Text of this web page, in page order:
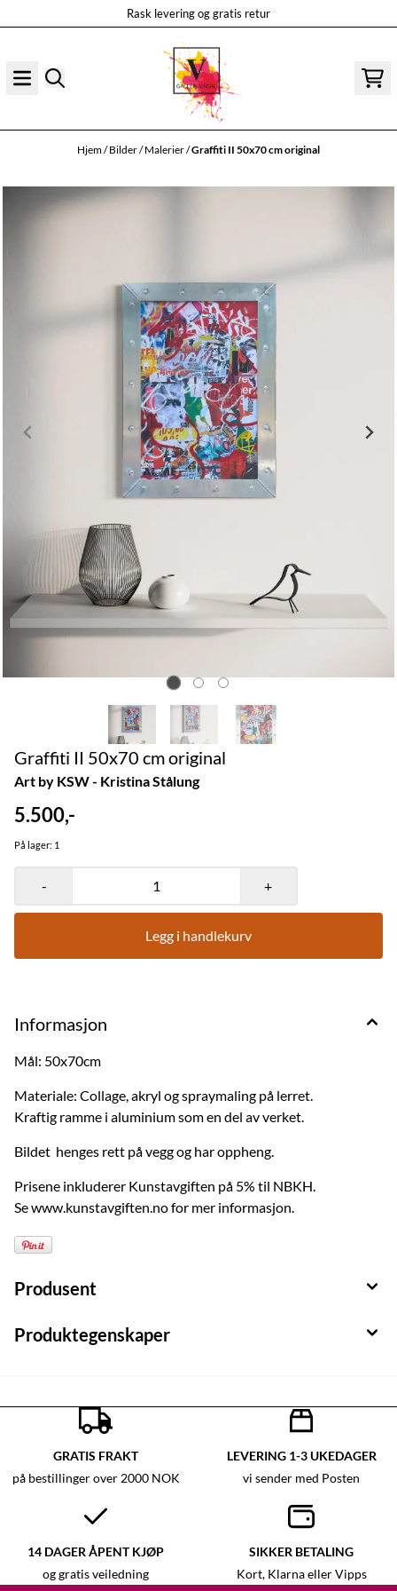
Rask levering og gratis retur
Hjem/Bilder/Malerier/Graffiti II 50x70 cm original
Graffiti II 50x70 cm original
Art by KSW - Kristina Stålung
5.500,-
På lager: 1
- +
Legg i handlekurv
Informasjon
Mål: 50x70cm
Materiale: Collage, akryl og spraymaling på lerret.
Kraftig ramme i aluminium som en del av verket.
Bildet henges rett på vegg og har oppheng.
Prisene inkluderer Kunstavgiften på 5% til NBKH.
Se www.kunstavgiften.no for mer informasjon.
Produsent
Produktegenskaper
GRATIS FRAKT
på bestillinger over 2000 NOK
LEVERING 1-3 UKEDAGER
vi sender med Posten
14 DAGER ÅPENT KJØP
og gratis veiledning
SIKKER BETALING
Kort, Klarna eller Vipps